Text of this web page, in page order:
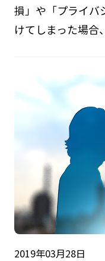
損」や「プライバ
けてしまった場合
2019年03月28日